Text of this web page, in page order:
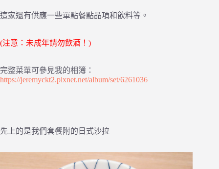
這家還有供應一些單點餐點品項和飲料等。
(注意：未成年請勿飲酒！)
完整菜單可參見我的相簿：
https://jeremyckt2.pixnet.net/album/set/6261036
先上的是我們套餐附的日式沙拉